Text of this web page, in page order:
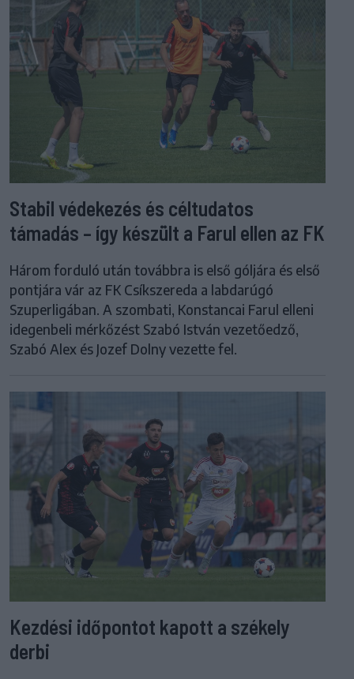
Stabil védekezés és céltudatos
támadás – így készült a Farul ellen az FK
Három forduló után továbbra is első góljára és első
pontjára vár az FK Csíkszereda a labdarúgó
Szuperligában. A szombati, Konstancai Farul elleni
idegenbeli mérkőzést Szabó István vezetőedző,
Szabó Alex és Jozef Dolny vezette fel.
Kezdési időpontot kapott a székely
derbi